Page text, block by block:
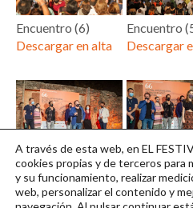
Encuentro (6)
Descargar en alta
Encuentro
Descargar
Encuentro (3)
Descargar en alta
Encuentro
Descargar
A través de esta web, en EL
cookies propias y de terceros para
y su funcionamiento, realizar
web, personalizar el contenido y